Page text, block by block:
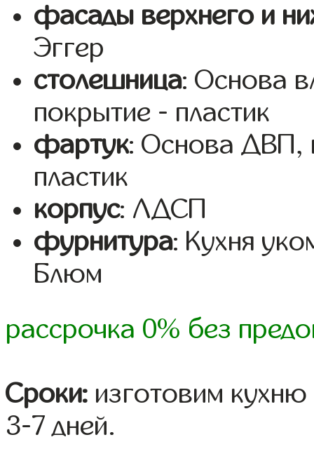
фасады верхнего и
Эггер
столешница: Основа
покрытие - пластик
фартук: Основа ДВП,
пластик
корпус: ЛДСП
фурнитура: Кухня
Блюм
рассрочка 0% без
Сроки: изготовим
3-7 дней.